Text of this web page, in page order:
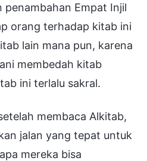
penambahan Empat Injil
orang terhadap kitab ini
lain mana pun, karena
membedah kitab
ini terlalu sakral.
membaca Alkitab,
jalan yang tepat untuk
mereka bisa